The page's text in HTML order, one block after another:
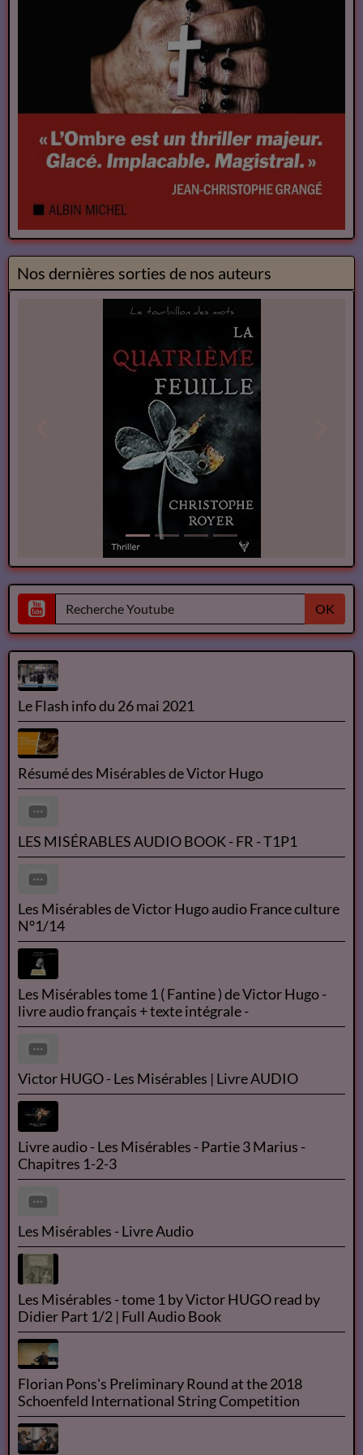
Nos dernières sorties de nos auteurs
Le Flash info du 26 mai 2021
Résumé des Misérables de Victor Hugo
LES MISÉRABLES AUDIO BOOK - FR - T1P1
Les Misérables de Victor Hugo audio France culture
N°1/14
Les Misérables tome 1 ( Fantine ) de Victor Hugo -
livre audio français + texte intégrale -
Victor HUGO - Les Misérables | Livre AUDIO
Livre audio - Les Misérables - Partie 3 Marius -
Chapitres 1-2-3
Les Misérables - Livre Audio